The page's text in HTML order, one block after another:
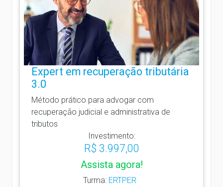
Expert em recuperação tributária
3.0
Método prático para advogar com
recuperação judicial e administrativa de
tributos
Investimento:
R$ 3.997,00
Assista agora!
Turma: ERTPER